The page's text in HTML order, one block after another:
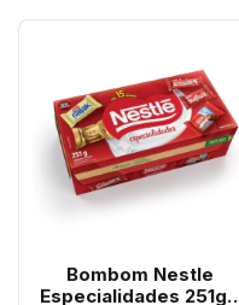
Bombom Nestle
Especialidades 251g -